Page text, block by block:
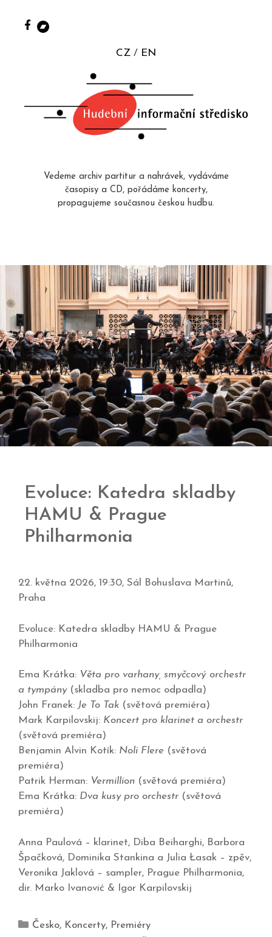
CZ EN
Vedeme archiv partitur a nahrávek, vydáváme
časopisy a CD, pořádáme koncerty,
propagujeme současnou českou hudbu.
Evoluce: Katedra skladby
HAMU & Prague
Philharmonia
22. května 2026, 19:30, Sál Bohuslava Martinů,
Praha
Evoluce: Katedra skladby HAMU & Prague
Philharmonia
Ema Krátka: Věta pro varhany, smyčcový orchestr
a tympány(skladba pro nemoc odpadla)
John Franek: Je To Tak (světová premiéra)
Mark Karpilovskij: Koncert pro klarinet a orchestr
(světová premiéra)
Benjamin Alvin Kotík: Noli Flere (světová
premiéra)
Patrik Herman: Vermillion (světová premiéra)
Ema Krátka: Dva kusy pro orchestr (světová
premiéra)
Anna Paulová – klarinet, Diba Beiharghi, Barbora
Špačková, Dominika Stankina a Julia Łasak – zpěv,
Veronika Jaklová – sampler, Prague Philharmonia,
dir. Marko Ivanović & Igor Karpilovskij
Česko, Koncerty, Premiéry